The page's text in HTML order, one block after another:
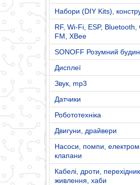
Набори (DIY Kits),
RF, Wi-Fi, ESP, Bluetooth,
FM, XBee
SONOFF Розумний
Дисплеї
Звук, mp3
Датчики
Робототехніка
Двигуни, драйвери
Насоси, помпи,
клапани
Кабелі, дроти,
живлення, хаби